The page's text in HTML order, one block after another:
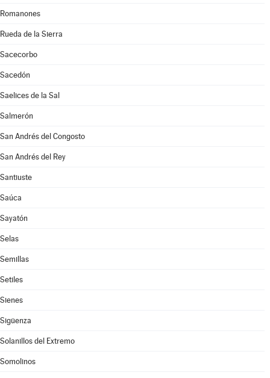
Romanones
Rueda de la Sierra
Sacecorbo
Sacedón
Saelices de la Sal
Salmerón
San Andrés del Congosto
San Andrés del Rey
Santiuste
Saúca
Sayatón
Selas
Semillas
Setiles
Sienes
Sigüenza
Solanillos del Extremo
Somolinos